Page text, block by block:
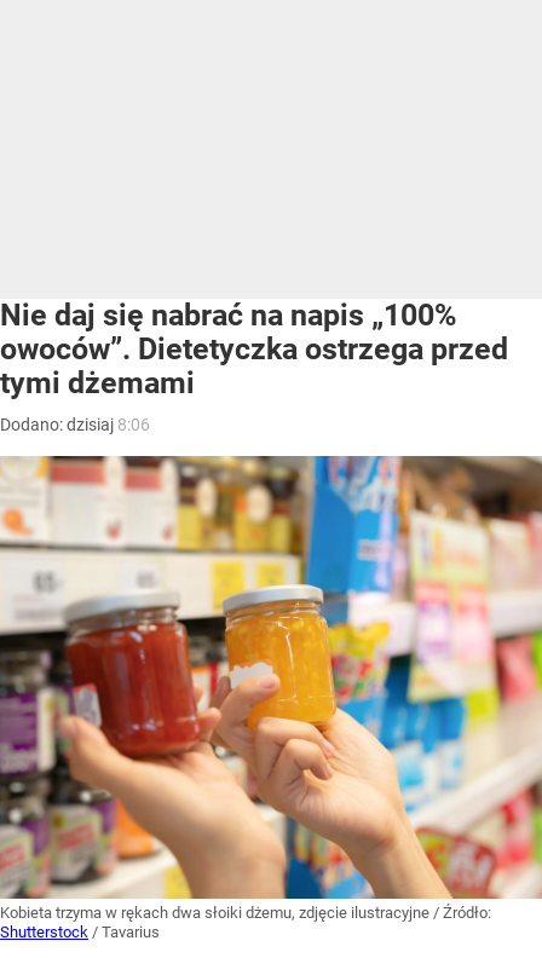
Nie daj się nabrać na napis „100%
owoców”. Dietetyczka ostrzega przed
tymi dżemami
Dodano:dzisiaj 8:06
Kobieta trzyma w rękach dwa słoiki dżemu, zdjęcie ilustracyjne / Źródło:
Shutterstock / Tavarius